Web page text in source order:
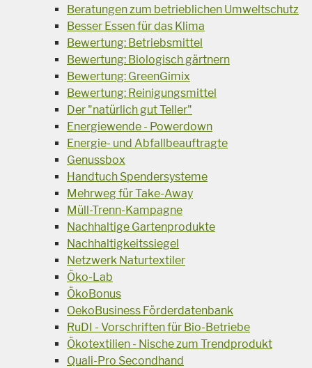
Beratungen zum betrieblichen Umweltschutz
Besser Essen für das Klima
Bewertung: Betriebsmittel
Bewertung: Biologisch gärtnern
Bewertung: GreenGimix
Bewertung: Reinigungsmittel
Der "natürlich gut Teller"
Energiewende - Powerdown
Energie- und Abfallbeauftragte
Genussbox
Handtuch Spendersysteme
Mehrweg für Take-Away
Müll-Trenn-Kampagne
Nachhaltige Gartenprodukte
Nachhaltigkeitssiegel
Netzwerk Naturtextiler
Öko-Lab
ÖkoBonus
OekoBusiness Förderdatenbank
RuDI - Vorschriften für Bio-Betriebe
Ökotextilien - Nische zum Trendprodukt
Quali-Pro Secondhand